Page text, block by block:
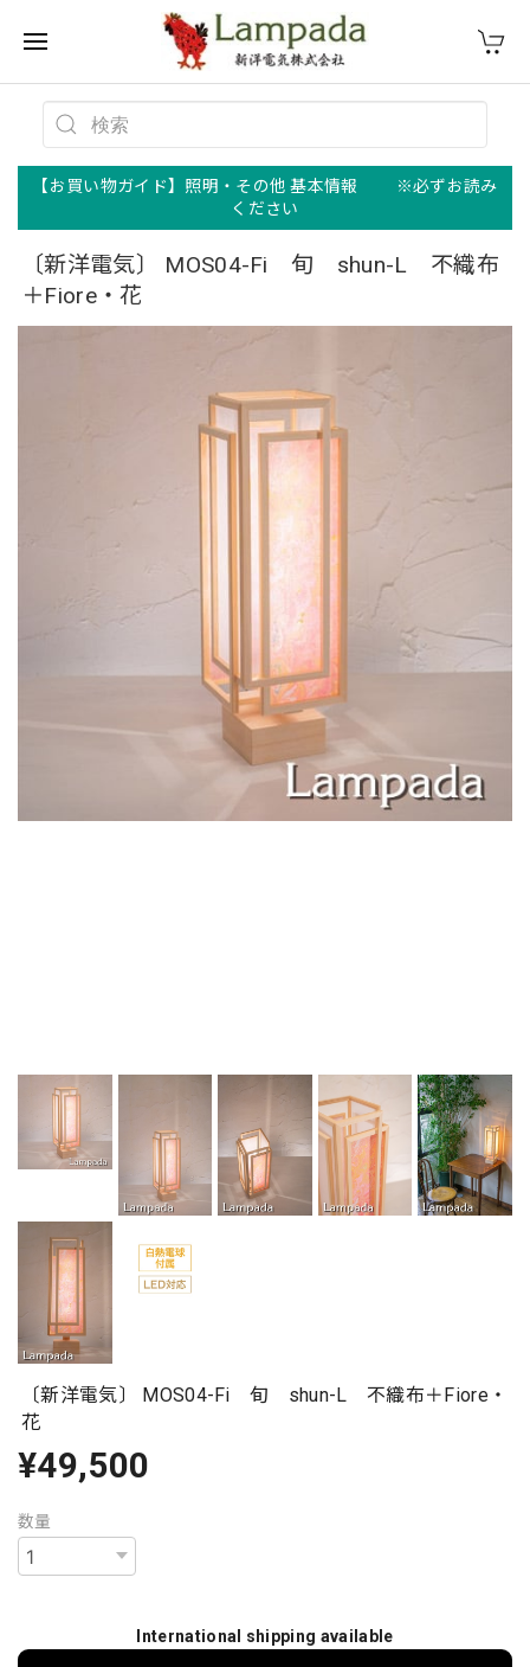
【お買い物ガイド】照明・その他 基本情報 ※必ずお読み
ください
〔新洋電気〕 MOS04-Fi 旬 shun-L 不織布
＋Fiore・花
〔新洋電気〕 MOS04-Fi 旬 shun-L 不織布＋Fiore・
花
¥49,500
数量
International shipping available